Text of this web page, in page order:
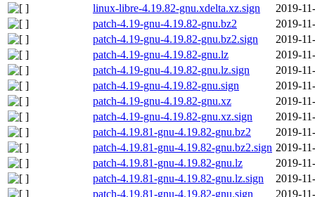
linux-libre-4.19.82-gnu.xdelta.xz.sign
2019-
patch-4.19-gnu-4.19.82-gnu.bz2
2019-
patch-4.19-gnu-4.19.82-gnu.bz2.sign
2019-
patch-4.19-gnu-4.19.82-gnu.lz
2019-
patch-4.19-gnu-4.19.82-gnu.lz.sign
2019-
patch-4.19-gnu-4.19.82-gnu.sign
2019-
patch-4.19-gnu-4.19.82-gnu.xz
2019-
patch-4.19-gnu-4.19.82-gnu.xz.sign
2019-
patch-4.19.81-gnu-4.19.82-gnu.bz2
2019-
patch-4.19.81-gnu-4.19.82-gnu.bz2.sign 2019-
patch-4.19.81-gnu-4.19.82-gnu.lz
2019-
patch-4.19.81-gnu-4.19.82-gnu.lz.sign
2019-
patch-4.19.81-gnu-4.19.82-gnu.sign
2019-